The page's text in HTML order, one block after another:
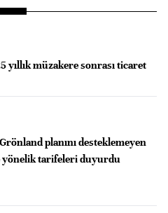
yıllık müzakere sonrası ticaret
planını desteklemeyen
yönelik tarifeleri duyurdu